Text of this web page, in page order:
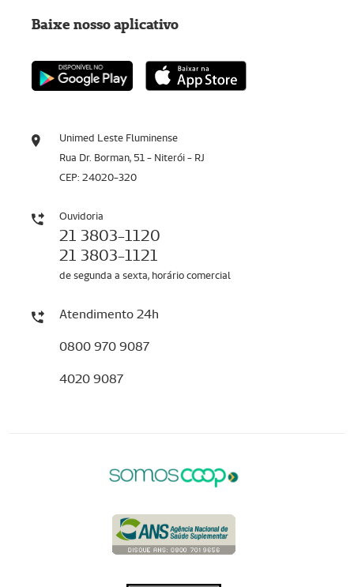
Unimed Leste Fluminense
Rua Dr. Borman, 51 - Niterói - RJ
CEP: 24020-320
Ouvidoria
21 3803-1120
21 3803-1121
de segunda a sexta, horário comercial
Atendimento 24h
0800 970 9087
4020 9087
Baixe nosso aplicativo